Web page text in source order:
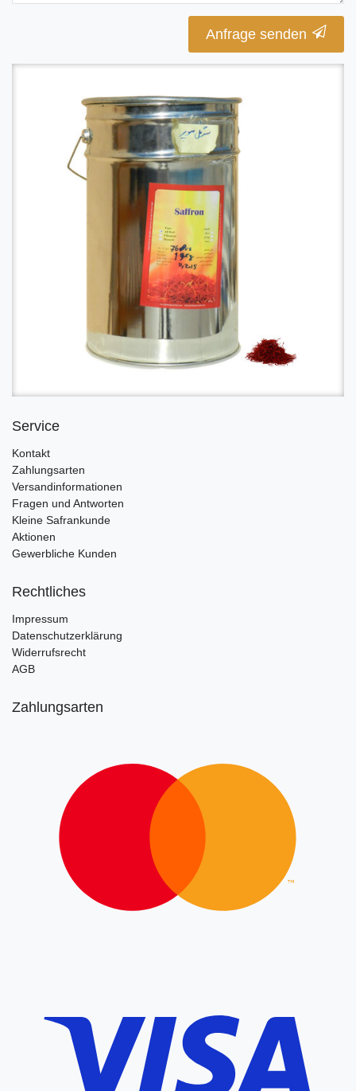
Anfrage senden
Service
Kontakt
Zahlungsarten
Versandinformationen
Fragen und Antworten
Kleine Safrankunde
Aktionen
Gewerbliche Kunden
Rechtliches
Impressum
Datenschutzerklärung
Widerrufsrecht
AGB
Zahlungsarten